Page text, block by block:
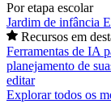
Por etapa escolar
Jardim de infância
Recursos em
Ferramentas de IA
planejamento de
editar
Explorar todos os